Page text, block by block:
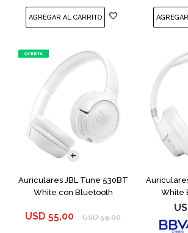
Auriculares JBL Tune 530BT
White con Bluetooth
USD 55,00 USD 59,00
White